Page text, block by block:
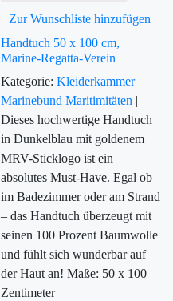
Zur Wunschliste hinzufügen
Handtuch 50 x 100 cm,
Marine-Regatta-Verein
Kategorie: Kleiderkammer
MarinebundMaritimitäten |
Dieses hochwertige Handtuch
in Dunkelblau mit goldenem
MRV-Sticklogo ist ein
absolutes Must-Have. Egal ob
im Badezimmer oder am Strand
– das Handtuch überzeugt mit
seinen 100 Prozent Baumwolle
und fühlt sich wunderbar auf
der Haut an! Maße: 50 x 100
Zentimeter